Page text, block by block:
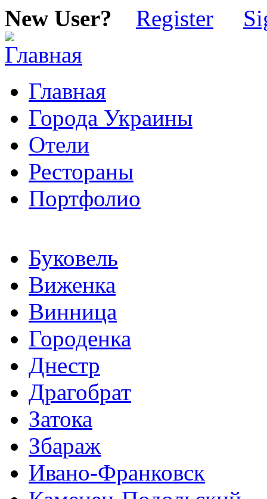
New User? Register
Главная
Города Украины
Отели
Рестораны
Портфолио
Буковель
Виженка
Винница
Городенка
Днестр
Драгобрат
Затока
Збараж
Ивано-Франковск